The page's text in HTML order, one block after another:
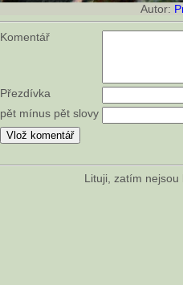
Autor:
Komentář
Přezdívka
pět mínus pět slovy
Lituji, zatím